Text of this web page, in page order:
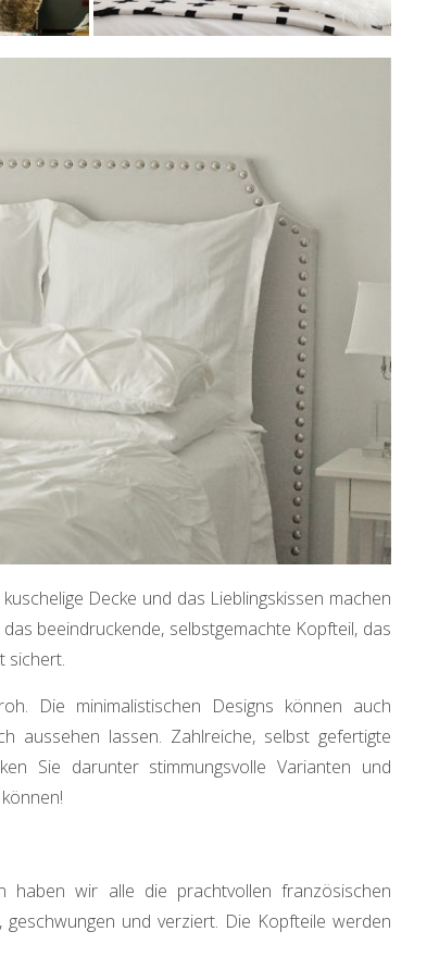
Decke und das Lieblingskissen machen
beeindruckende, selbstgemachte Kopfteil, das
sichert.
Die minimalistischen Designs können auch
aussehen lassen. Zahlreiche, selbst gefertigte
Sie darunter stimmungsvolle Varianten und
haben wir alle die prachtvollen französischen
und verziert. Die Kopfteile werden